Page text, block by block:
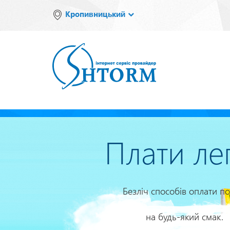
Кропивницький
Плати
Безліч способів оплати
на будь-який смак.